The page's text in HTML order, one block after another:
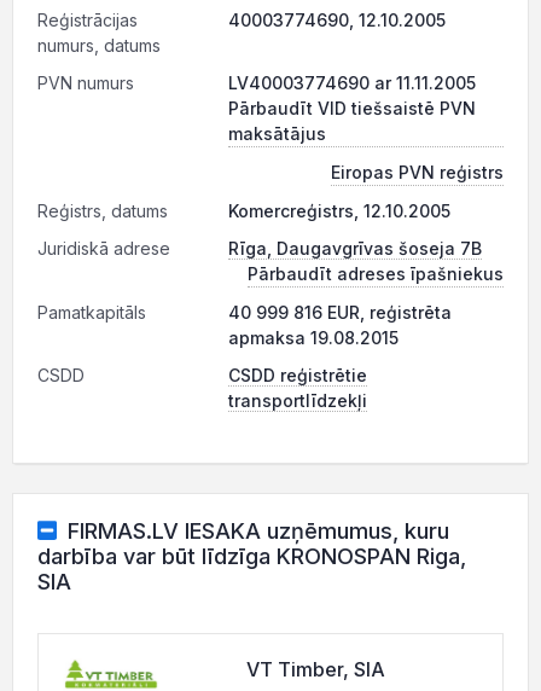
Reģistrācijas
numurs, datums
40003774690, 12.10.2005
PVN numurs
LV40003774690 ar 11.11.2005
Pārbaudīt VID tiešsaistē PVN
maksātājus
Eiropas PVN reģistrs
Reģistrs, datums
Komercreģistrs, 12.10.2005
Juridiskā adrese
Rīga, Daugavgrīvas šoseja 7B
Pārbaudīt adreses īpašniekus
Pamatkapitāls
40 999 816 EUR, reģistrēta
apmaksa 19.08.2015
CSDD
CSDD reģistrētie
transportlīdzekļi
FIRMAS.LV IESAKA uzņēmumus, kuru
darbība var būt līdzīga KRONOSPAN Riga,
SIA
VT Timber, SIA